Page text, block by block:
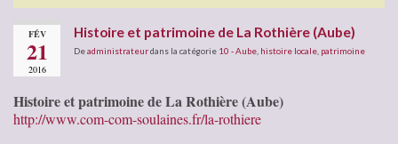
FÉV
21
2016
Histoire et patrimoine de La Rothière (Aube)
Deadministrateurdans la catégorie 10 - Aube histoire locale patrimoine
Histoire et patrimoine de La Rothière (Aube)
http://www.com-com-soulaines.fr/la-rothiere